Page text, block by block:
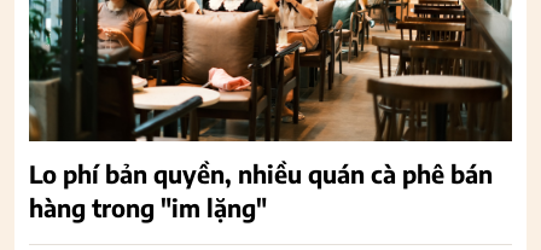
Lo phí bản quyền, nhiều quán cà phê bán
hàng trong "im lặng"